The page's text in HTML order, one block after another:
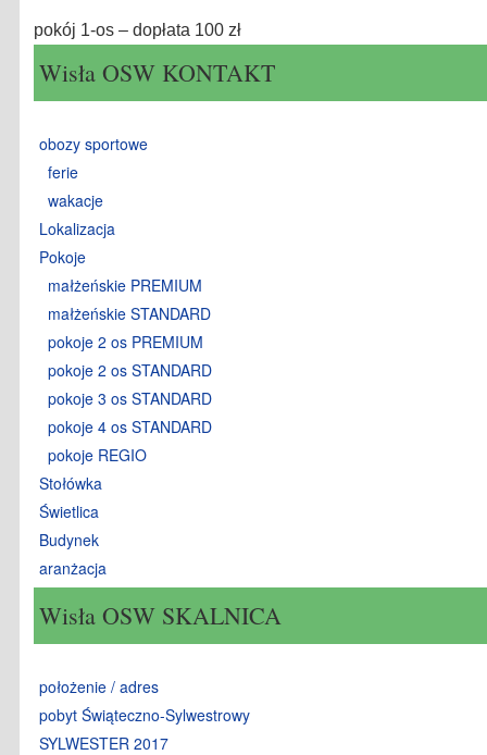
pokój 1-os – dopłata 100 zł
Wisła OSW KONTAKT
obozy sportowe
ferie
wakacje
Lokalizacja
Pokoje
małżeńskie PREMIUM
małżeńskie STANDARD
pokoje 2 os PREMIUM
pokoje 2 os STANDARD
pokoje 3 os STANDARD
pokoje 4 os STANDARD
pokoje REGIO
Stołówka
Świetlica
Budynek
aranżacja
Wisła OSW SKALNICA
położenie / adres
pobyt Świąteczno-Sylwestrowy
SYLWESTER 2017